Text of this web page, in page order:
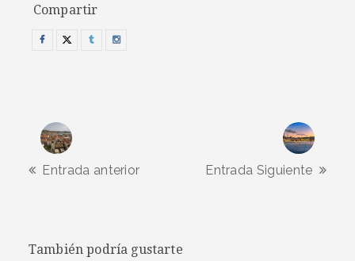
Compartir
Entrada anterior Entrada Siguiente
También podría gustarte